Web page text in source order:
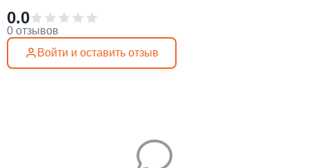
0.0
0 отзывов
Войти и оставить отзыв